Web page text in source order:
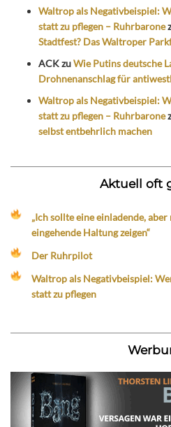
Waltrop als Negativbeispiel:
statt zu pflegen – Ruhrbarone
Stadtfest? Das Waltroper
ACKzuWie Putins deutsche
Drohnenanschlag für
Waltrop als Negativbeispiel:
statt zu pflegen – Ruhrbarone
selbst entbehrlich machen
Aktuell oft
„Ich sollte eine einladende,
eingehende Haltung zeigen“
Der Ruhrpilot
Waltrop als Negativbeispiel:
statt zu pflegen